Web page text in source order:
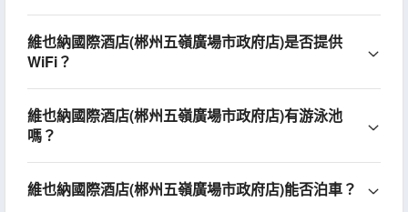
維也納國際酒店(郴州五嶺廣場市政府店)是否提供
WiFi？
維也納國際酒店(郴州五嶺廣場市政府店)有游泳池
嗎？
維也納國際酒店(郴州五嶺廣場市政府店)能否泊車？